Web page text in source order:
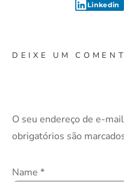
Linkedin
DEIXE UM
O seu endereço de e-
obrigatórios são
Name *